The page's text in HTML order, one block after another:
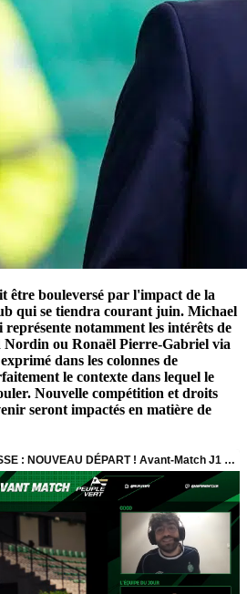
être bouleversé par l'impact de la
qui se tiendra courant juin. Michael
notamment les intérêts de
ou Ronaël Pierre-Gabriel via
dans les colonnes de
le contexte dans lequel le
Nouvelle compétition et droits
seront impactés en matière de